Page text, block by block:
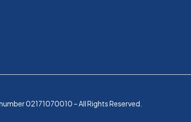
02171070010 – All Rights Reserved.